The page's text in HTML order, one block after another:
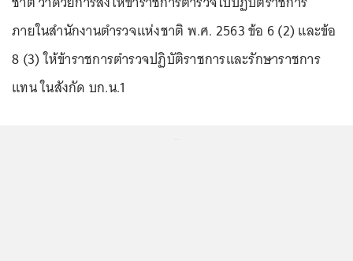
ภายในสำนักงานตำรวจแห่งชาติ พ.ศ. 2563 ข้อ 6 (2) และข้อ
8 (3) ให้ข้าราชการตำรวจปฏิบัติราชการและรักษาราชการ
แทน ในสังกัด บก.น.1